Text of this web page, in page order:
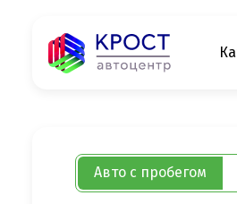
Авто с пробегом